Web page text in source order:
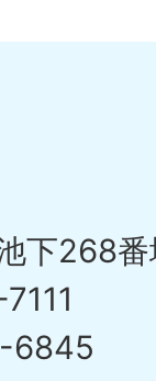
下268
6845